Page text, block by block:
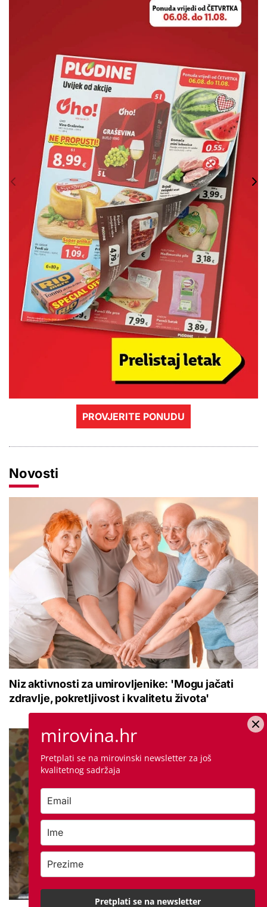
PROVJERITE PONUDU
Novosti
Niz aktivnosti za umirovljenike: 'Mogu jačati
zdravlje, pokretljivost i kvalitetu života'
mirovina.hr
Pretplati se na mirovinski newsletter za još
kvalitetnog sadržaja
Pretplati se na newsletter